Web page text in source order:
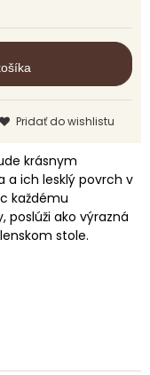
Pridať do wishlistu
krásnym
a ich lesklý povrch v
každému
poslúži ako výrazná
stole.